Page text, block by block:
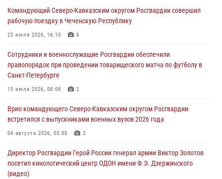
настольному теннису ко Дню физкультурника
08 августа 2026, 07:00
ограниченными возможностями здоровья (видео)
08 августа 2026, 06:32 1
Спецназ Росгвардии в Марий Эл почтил память товарища на
08 августа 2026, 06:15 9
День физкультурника в Уральском округе Росгвардии отметили
08 августа 2026, 06:03
Командующий Северо-Кавказским округом Росгвардии совершил
рабочую поездку в Чеченскую Республику
23 июля 2026, 16:10 6
Сотрудники и военнослужащие Росгвардии обеспечили
правопорядок при проведении товарищеского матча по футболу в
Санкт-Петербурге
13 июля 2026, 08:08 2
Врио командующего Северо-Кавказским округом Росгвардии
встретился с выпускниками военных вузов 2026 года
04 августа 2026, 05:00 2
Директор Росгвардии Герой России генерал армии Виктор Золотов
посетил кинологический центр ОДОН имени Ф.Э. Дзержинского
(видео)